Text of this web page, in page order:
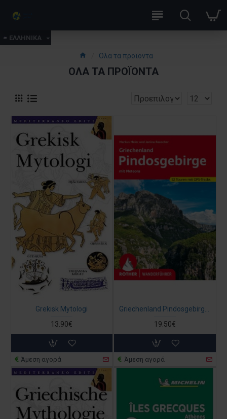
ΕΛΛΗΝΙΚΑ
Ολα τα προϊοντα
ΟΛΑ ΤΑ ΠΡΟΪΟΝΤΑ
Grekisk Mytologi
13.90€
Άμεση αγορά
Griechenland Pindosgebirge Rother Wanderführer (ΓΕΡΜΑΝΙΚΑ)
19.50€
Άμεση αγορά